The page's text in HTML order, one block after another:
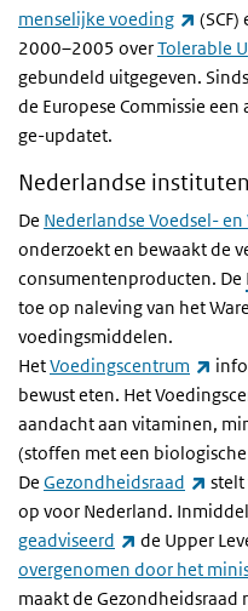
menselijke voeding
(link
2000–2005 overTolerable
gebundeld uitgegeven.
de Europese Commissie
ge-updatet.
Nederlandse instituten
De Nederlandse Voedsel-
onderzoekt en bewaakt de
consumentenproducten. De
toe op naleving van het
voedingsmiddelen.
HetVoedingscentrum
bewust eten. Het
aandacht aan vitaminen,
(stoffen met een
De Gezondheidsraad (link
stelt
op voor Nederland.
geadviseerd
(link is
de Upper
overgenomen door het
maakt de